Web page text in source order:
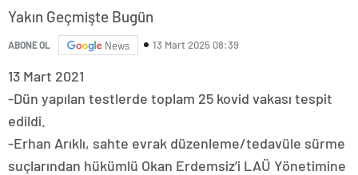
Yakın Geçmişte Bugün
ABONE OL News 13 Mart 2025 08:39
13 Mart 2021
-Dün yapılan testlerde toplam 25 kovid vakası tespit
edildi.
-Erhan Arıklı, sahte evrak düzenleme/tedavüle sürme
suçlarından hükümlü Okan Erdemsiz’i LAÜ Yönetimine